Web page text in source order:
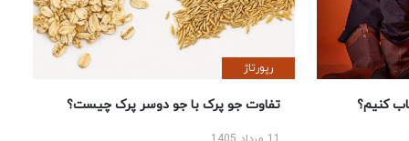
کنیم؟
رپورتاژ
تفاوت جو پرک با جو دوسر پرک چیست؟